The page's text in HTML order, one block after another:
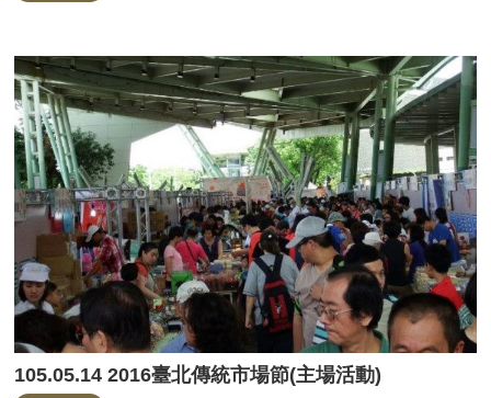
105.05.14 2016臺北傳統市場節(主場活動)